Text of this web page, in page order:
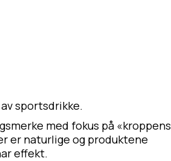
sportsdrikke.
med fokus på «kroppens
er naturlige og produktene
effekt.